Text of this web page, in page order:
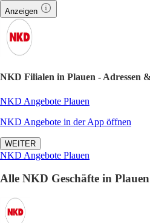
Anzeigen
NKD Filialen in Plauen - Adressen
NKD Angebote Plauen
NKD Angebote in der App öffnen
WEITER
NKD Angebote Plauen
Alle NKD Geschäfte in Plauen